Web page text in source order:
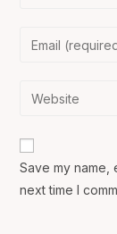
or
Enter
address
comment
Enter
website
Save my name,
next time I